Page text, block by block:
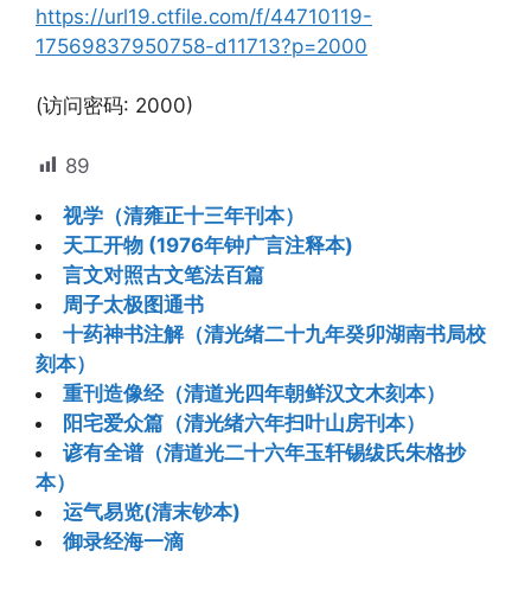
https://url19.ctfile.com/f/44710119-
17569837950758-d11713?p=2000
(访问密码: 2000)
89
视学（清雍正十三年刊本）
天工开物 (1976年钟广言注释本)
言文对照古文笔法百篇
周子太极图通书
十药神书注解（清光绪二十九年癸卯湖南书局校
刻本）
重刊造像经（清道光四年朝鲜汉文木刻本）
阳宅爱众篇（清光绪六年扫叶山房刊本）
谚有全谱（清道光二十六年玉轩锡绂氏朱格抄
本）
运气易览(清末钞本)
御录经海一滴